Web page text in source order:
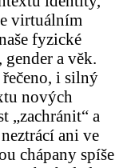
virtuálním
fyzické
gender a věk.
i silný
nových
„zachránit“ a
ani ve
chápany spíše